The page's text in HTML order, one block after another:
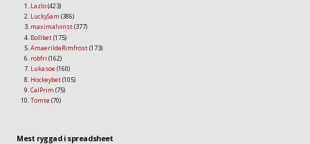
Lazlo(423)
LuckySam (386)
maximalvinst(377)
Bollbet(175)
AmaerildeRimfrost(173)
robfri (162)
Lukasoe (160)
Hockeybet(105)
CalPrim (75)
Tomte (70)
Mest ryggad i spreadsheet